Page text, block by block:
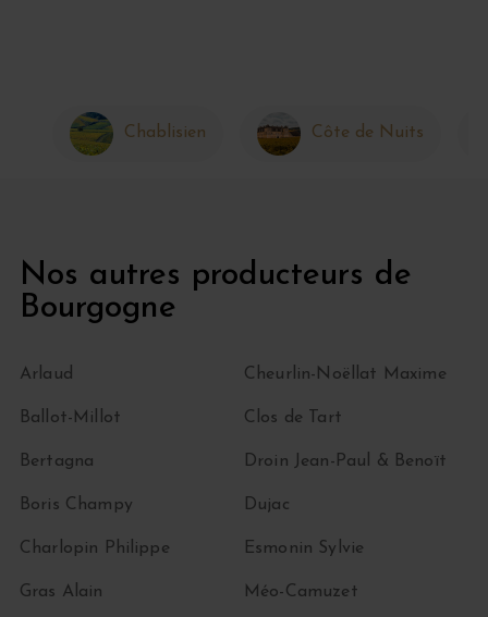
Chablisien Côte de Nuits
Nos autres producteurs de
Bourgogne
Arlaud
Ballot-Millot
Bertagna
Boris Champy
Charlopin Philippe
Cheurlin-Noëllat Maxime
Clos de Tart
Droin Jean-Paul & Benoït
Dujac
Esmonin Sylvie
Gras Alain Méo-Camuzet